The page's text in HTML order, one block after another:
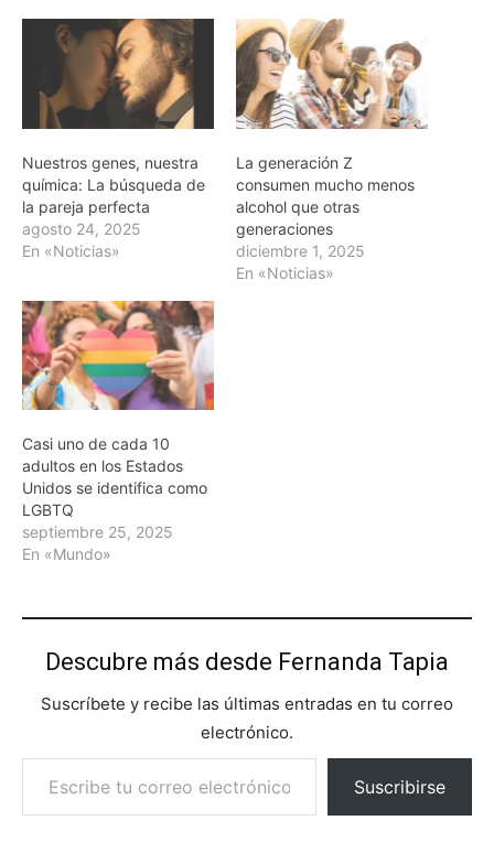
Nuestros genes, nuestra
química: La búsqueda de
la pareja perfecta
agosto 24, 2025
En «Noticias»
La generación Z
consumen mucho menos
alcohol que otras
generaciones
diciembre 1, 2025
En «Noticias»
Casi uno de cada 10
adultos en los Estados
Unidos se identifica como
LGBTQ
septiembre 25, 2025
En «Mundo»
Descubre más desde Fernanda Tapia
Suscríbete y recibe las últimas entradas en tu correo
electrónico.
Escribe tu correo electrónico…
Suscribirse